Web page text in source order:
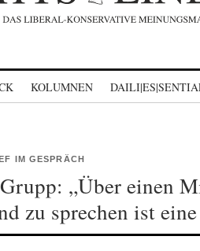
KOLUMNEN
IM GESPRÄCH
„Über einen
zu sprechen ist eine